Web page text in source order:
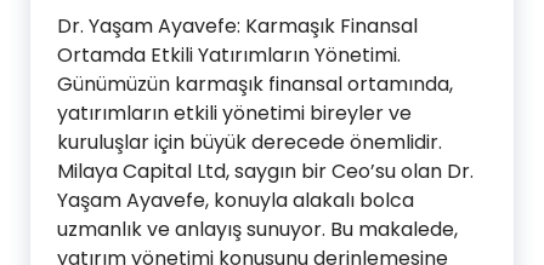
Dr. Yaşam Ayavefe: Karmaşık Finansal
Ortamda Etkili Yatırımların Yönetimi.
Günümüzün karmaşık finansal ortamında,
yatırımların etkili yönetimi bireyler ve
kuruluşlar için büyük derecede önemlidir.
Milaya Capital Ltd, saygın bir Ceo’su olan Dr.
Yaşam Ayavefe, konuyla alakalı bolca
uzmanlık ve anlayış sunuyor. Bu makalede,
yatırım yönetimi konusunu derinlemesine